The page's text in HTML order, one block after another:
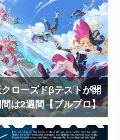
ローズドβテストが開
は2週間【ブルプロ】